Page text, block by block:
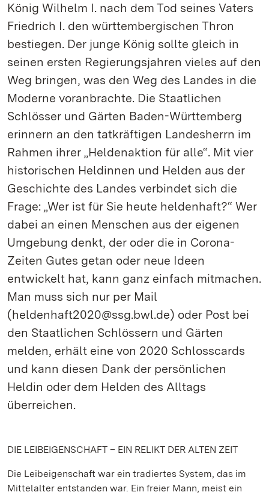
König Wilhelm I. nach dem Tod seines Vaters
Friedrich I. den württembergischen Thron
bestiegen. Der junge König sollte gleich in
seinen ersten Regierungsjahren vieles auf den
Weg bringen, was den Weg des Landes in die
Moderne voranbrachte. Die Staatlichen
Schlösser und Gärten Baden-Württemberg
erinnern an den tatkräftigen Landesherrn im
Rahmen ihrer „Heldenaktion für alle“. Mit vier
historischen Heldinnen und Helden aus der
Geschichte des Landes verbindet sich die
Frage: „Wer ist für Sie heute heldenhaft?“ Wer
dabei an einen Menschen aus der eigenen
Umgebung denkt, der oder die in Corona-
Zeiten Gutes getan oder neue Ideen
entwickelt hat, kann ganz einfach mitmachen.
Man muss sich nur per Mail
(heldenhaft2020@ssg.bwl.de) oder Post bei
den Staatlichen Schlössern und Gärten
melden, erhält eine von 2020 Schlosscards
und kann diesen Dank der persönlichen
Heldin oder dem Helden des Alltags
überreichen.
DIE LEIBEIGENSCHAFT – EIN RELIKT DER ALTEN ZEIT
Die Leibeigenschaft war ein tradiertes System, das im
Mittelalter entstanden war. Ein freier Mann, meist ein